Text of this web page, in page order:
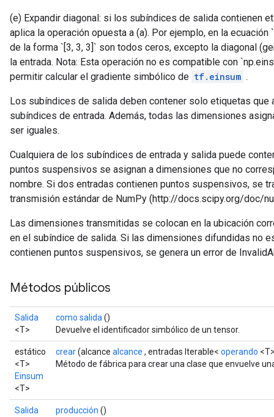
(e) Expandir diagonal: si los subíndices de salida contienen
aplica la operación opuesta a (a). Por ejemplo, en la
de la forma `[3, 3, 3]` son todos ceros, excepto la diagonal
la entrada. Nota: Esta operación no es compatible con
permitir calcular el gradiente simbólico de tf.einsum .
Los subíndices de salida deben contener solo etiquetas que
subíndices de entrada. Además, todas las dimensiones
ser iguales.
Cualquiera de los subíndices de entrada y salida puede
puntos suspensivos se asignan a dimensiones que no
nombre. Si dos entradas contienen puntos suspensivos, se
transmisión estándar de NumPy (http://docs.scipy.org/doc/
Las dimensiones transmitidas se colocan en la ubicación
en el subíndice de salida. Si las dimensiones difundidas no
contienen puntos suspensivos, se genera un error de
Métodos públicos
Salida
<T>
como salida ()
Devuelve el identificador simbólico de un tensor.
estático
<T>
Einsum
<T>
crear(alcance alcance , entradas Iterable< operando
Método de fábrica para crear una clase que envuelve
Salida
producción ()